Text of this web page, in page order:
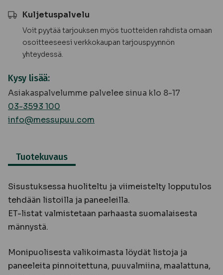
Kuljetuspalvelu
Voit pyytää tarjouksen myös tuotteiden rahdista omaan
osoitteeseesi verkkokaupan tarjouspyynnön
yhteydessä.
Kysy lisää:
Asiakaspalvelumme palvelee sinua klo 8-17
03-3593 100
info@messupuu.com
Tuotekuvaus
Sisustuksessa huoliteltu ja viimeistelty lopputulos
tehdään listoilla ja paneeleilla.
ET-listat valmistetaan parhaasta suomalaisesta
männystä.
Monipuolisesta valikoimasta löydät listoja ja
paneeleita pinnoitettuna, puuvalmiina, maalattuna,